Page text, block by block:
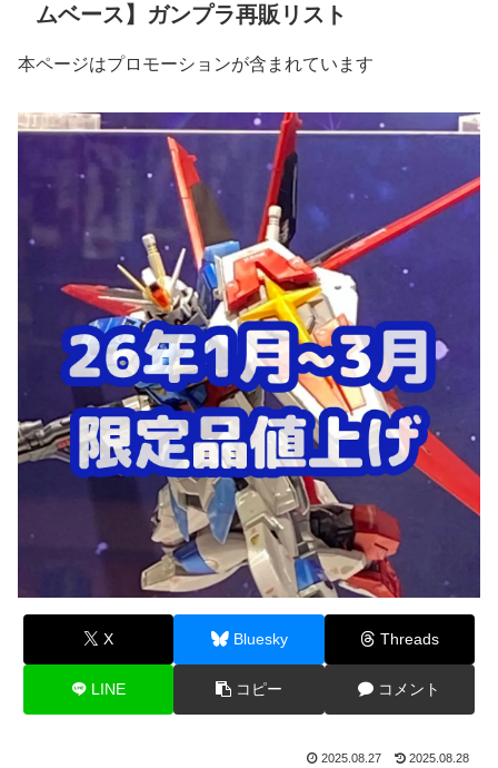
ムベース】ガンプラ再販リスト
本ページはプロモーションが含まれています
X Bluesky Threads
LINE コピー コメント
2025.08.27 2025.08.28